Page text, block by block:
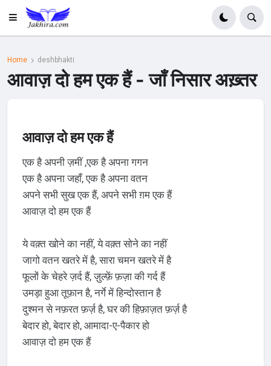
Home deshbhakti
आवाज़ दो हम एक हैं - जाँ निसार अख़्तर
आवाज़ दो हम एक हैं
एक है अपनी ज़मीं ,एक है अपना गगन
एक है अपना जहाँ, एक है अपना वतन
अपने सभी सुख एक हैं, अपने सभी ग़म एक हैं
आवाज़ दो हम एक हैं
ये वक़्त खोने का नहीं, ये वक़्त सोने का नहीं
जागो वतन खतरे में है, सारा चमन खतरे में है
फूलों के चेहरे ज़र्द हैं, ज़ुल्फ़ें फ़ज़ा की गर्द हैं
उमड़ा हुआ तूफ़ान है, नर्गे में हिन्दोस्तान है
दुश्मन से नफ़रत फ़र्ज़ है, घर की हिफ़ाज़त फ़र्ज़ है
बेदार हो, बेदार हो, आमादा-ए-पैकार हो
आवाज़ दो हम एक हैं